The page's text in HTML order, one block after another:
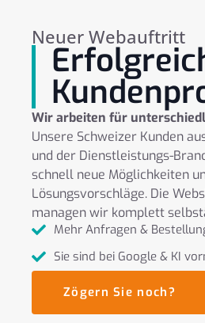
Neuer Webauftritt
Wir arbeiten für
Unsere Schweizer Kunden
und der Dienstleistungs-
schnell neue Möglichkeiten
Lösungsvorschläge. Die
managen wir komplett
Mehr Anfragen &
Sie sind bei Google & KI
Zögern Sie noch?